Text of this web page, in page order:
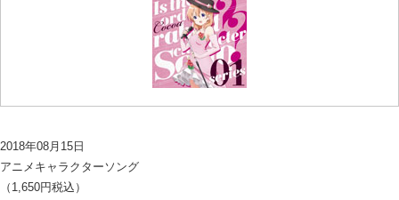
2018年08月15日
アニメキャラクターソング
（1,650円税込）